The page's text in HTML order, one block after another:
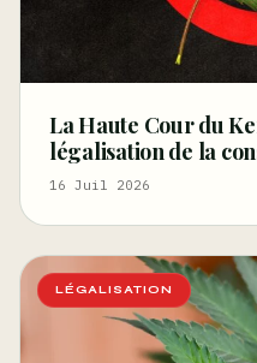
La Haute Cour du
légalisation de la
16 Juil 2026
LÉGALISATION